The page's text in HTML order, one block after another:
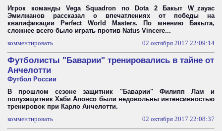
Игрок команды Vega Squadron по Dota 2 Бакыт W_zayac
Эмилжанов рассказал о впечатлениях от победы на
квалификации Perfect World Masters. По мнению Бакыта,
сложнее всего было играть против Natus Vincere...
комментировать
02 октября 2017 22:09:14
Футболисты "Баварии" тренировались в тайне от
Анчелотти
Футбол России
В прошлом сезоне защитник "Баварии" Филипп Лам и
полузащитник Хаби Алонсо были недовольны интенсивностью
тренировок при Карло Анчелотти.
комментировать
02 октября 2017 22:08:37